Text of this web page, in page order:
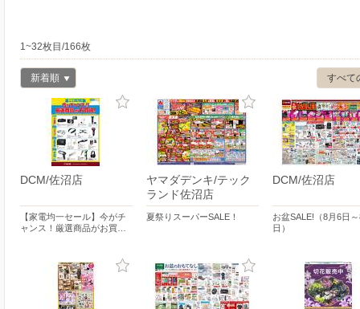
1~32枚目/166枚
すべて
新着順
DCM/佐沼店
【家電均一セール】今がチ
ャンス！厳選商品がお買…
ヤマダデンキ/テック
ランド佐沼店
夏祭りスーパーSALE！
DCM/佐沼店
お盆SALE!（8月6日
日）